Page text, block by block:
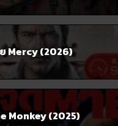
Mercy (2026)
Monkey (2025)